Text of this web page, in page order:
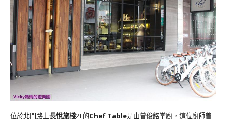
位於北門路上長悅旅棧2F的Chef Table是由曾俊銘掌廚，這位廚師曾